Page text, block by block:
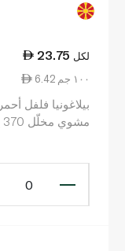
23.75 لكل
6.42 ١٠٠ جم
بيلاغونيا فلفل أحمر
مشوي مخلّل 370 غ
0